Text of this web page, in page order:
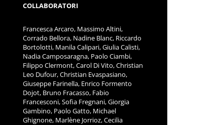
COLLABORATORI
Francesca Arcaro, Massimo Altini,
Corrado Bellora, Nadine Blanc, Riccardo
Bortolotti, Manila Calipari, Giulia Calisti,
Nadia Camposaragna, Paolo Ciambi,
Filippo Clermont, Carol Di Vito, Christian
Leo Dufour, Christian Evaspasiano,
Giuseppe Farinella, Enrico Formento
Dojot, Bruno Fracasso, Fabio
Francesconi, Sofia Fregnani, Giorgia
Gambino, Paolo Gatto, Michael
Ghignone, Marlène Jorrioz, Cecilia